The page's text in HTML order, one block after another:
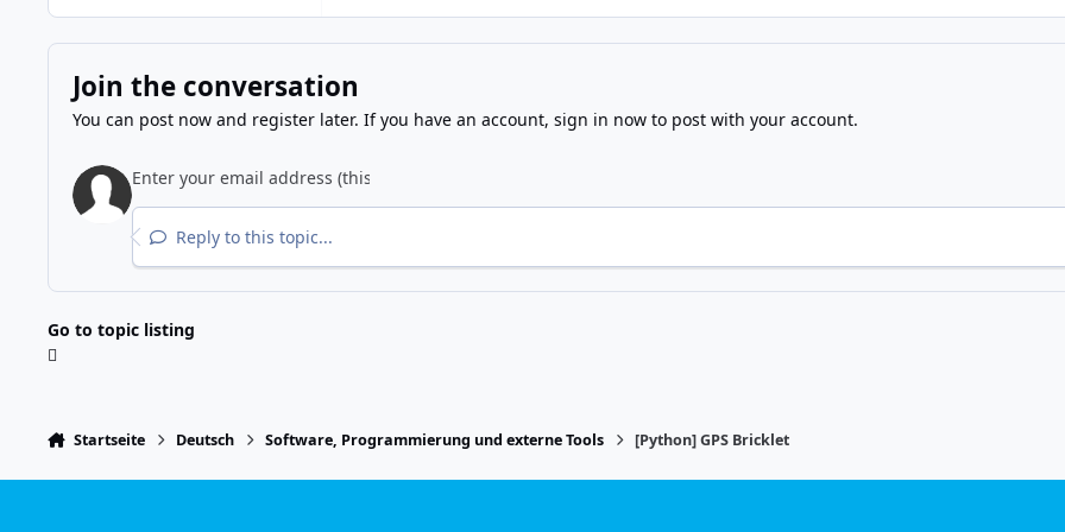
Join the conversation
You can post now and register later. If you have an account, sign in nowto post with your account.
Reply to this topic...
Go to topic listing
Startseite Deutsch Software, Programmierung und externe Tools [Python] GPS Bricklet